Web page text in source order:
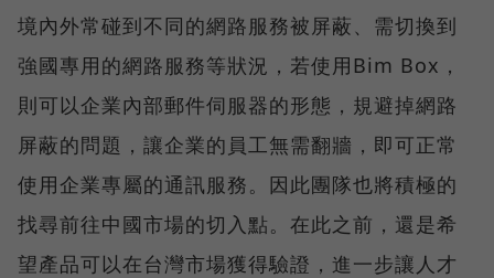
境內外常碰到不同的網路服務被屏蔽、需切換到
強國專用的網路服務等狀況，若使用Bim Box，
則可以企業內部郵件伺服器的形態，規避掉網路
屏蔽的問題，讓企業的員工無需翻牆，即可正常
使用企業專屬的通訊服務。因此團隊也將積極的
找尋前往中國市場的切入點。在此之前，還是希
望產品可以在台灣市場獲得驗證，進一步讓人才